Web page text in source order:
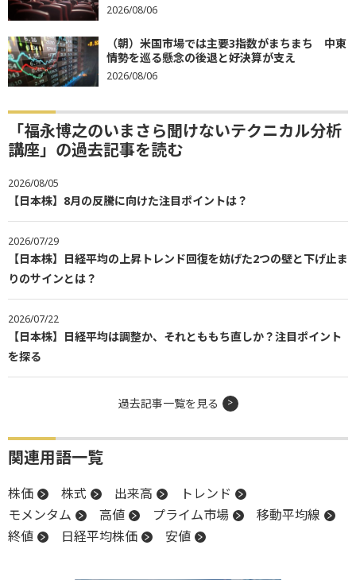
2026/08/06
（朝）米国市場では主要3指数がまちまち 中東
情勢を巡る懸念の後退と好決算が支え
2026/08/06
「福永博之のいまさら聞けないテクニカル分析
講座」の過去記事を読む
2026/08/05
【日本株】8月の反騰に向けた注目ポイントは？
2026/07/29
【日本株】日経平均の上昇トレンド回復を妨げた2つの壁と下げ止ま
りのサインとは？
2026/07/22
【日本株】日経平均は調整か、それとももち直しか？注目ポイント
を探る
過去記事一覧を見る
関連用語一覧
株価 株式 出来高
トレンド
モメンタム
高値 プライム市場
移動平均線
終値
日経平均株価 安値